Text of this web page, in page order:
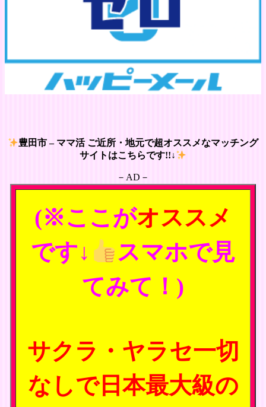
豊田市 – ママ活 ご近所・地元で超オススメなマッチング
サイトはこちらです!!↓
－AD－
(※ここがオススメ
です↓
スマホで見
てみて！)
サクラ・ヤラセ一切
なしで日本最大級の